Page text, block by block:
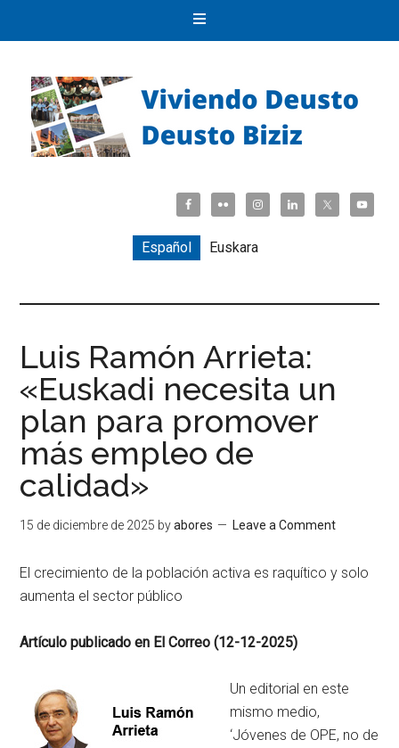
Español Euskara
Luis Ramón Arrieta:
«Euskadi necesita un
plan para promover
más empleo de
calidad»
15 de diciembre de 2025 byabores Leave a Comment
El crecimiento de la población activa es raquítico y solo
aumenta el sector público
Artículo publicado en El Correo (12-12-2025)
Un editorial en este
mismo medio,
‘Jóvenes de OPE, no de